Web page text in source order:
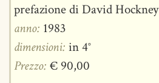
prefazione di David Hockney
anno: 1983
dimensioni: in 4°
Prezzo: € 90,00